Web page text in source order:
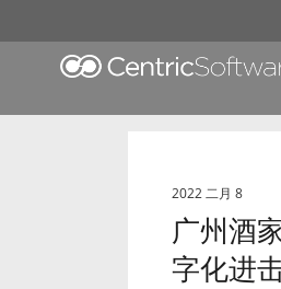
2022 二月 8
广州酒
字化进